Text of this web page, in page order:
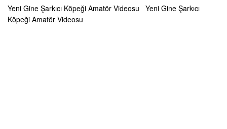
Yeni Gine Şarkıcı Köpeği Amatör Videosu Yeni Gine Şarkıcı
Köpeği Amatör Videosu